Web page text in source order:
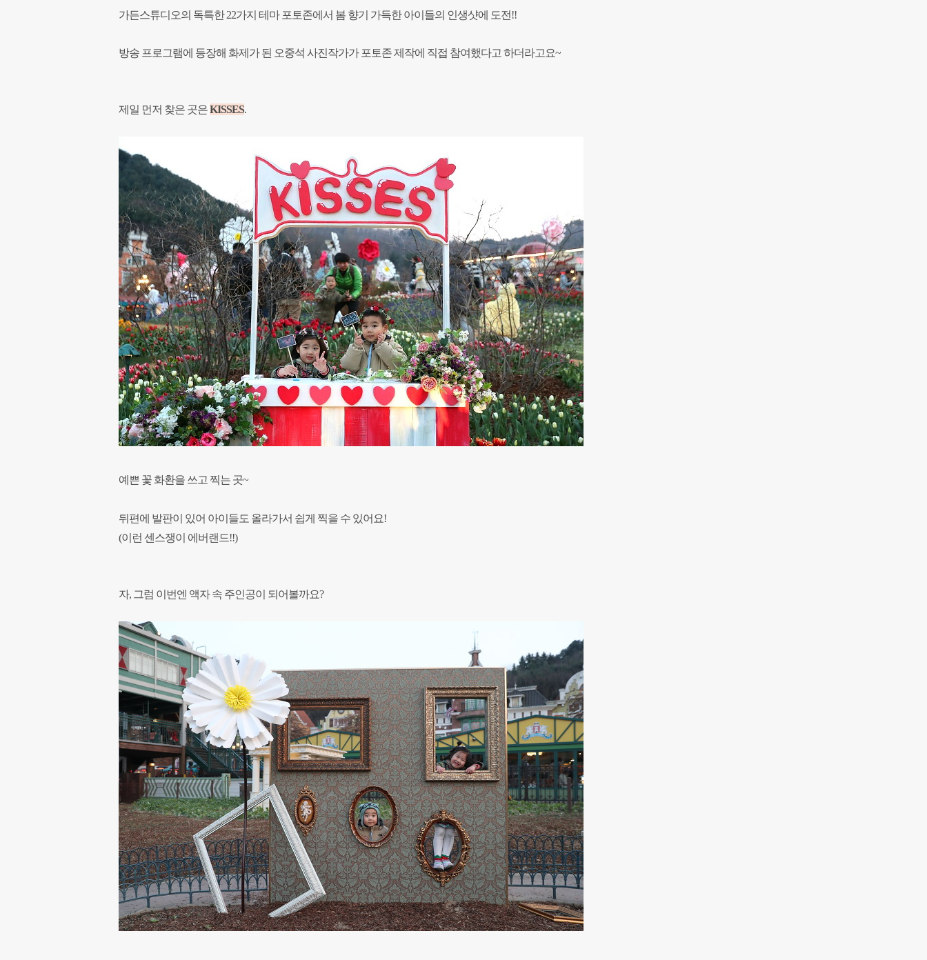
가든스튜디오의 독특한 22가지 테마 포토존에서 봄 향기 가득한 아이들의 인생샷에 도전!!
방송 프로그램에 등장해 화제가 된 오중석 사진작가가 포토존 제작에 직접 참여했다고 하더라고요~
제일 먼저 찾은 곳은KISSES.
예쁜 꽃 화환을 쓰고 찍는 곳~
뒤편에 발판이 있어 아이들도 올라가서 쉽게 찍을 수 있어요!
(이런 센스쟁이 에버랜드!!)
자, 그럼 이번엔 액자 속 주인공이 되어볼까요?